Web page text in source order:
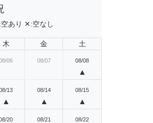
空あり ✕:空なし
木 金 土
06 08/07 08/08
▲
13
▲
08/14
▲
08/15
▲
20 08/21 08/22